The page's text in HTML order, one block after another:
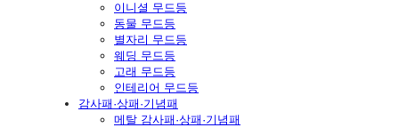
이니셜 무드등
동물 무드등
별자리 무드등
웨딩 무드등
고래 무드등
인테리어 무드등
감사패·상패·기념패
메탈 감사패·상패·기념패